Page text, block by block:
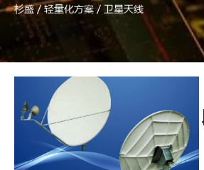
杉盛/轻量化方案/ 卫星天线